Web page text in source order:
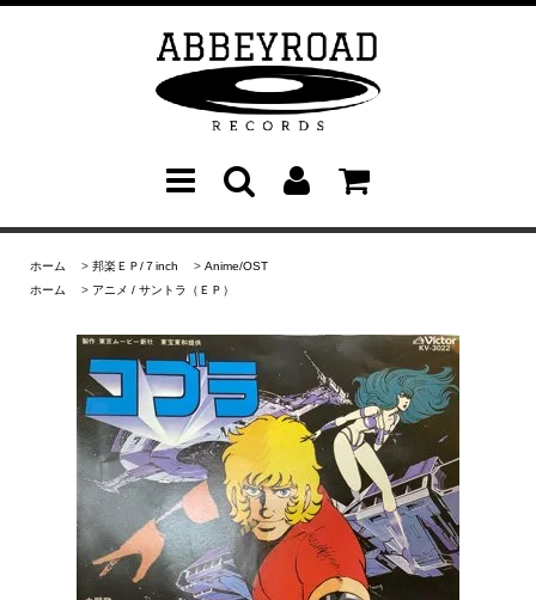
ホーム > 邦楽ＥＰ/７inch > Anime/OST
ホーム
> アニメ / サントラ（ＥＰ）